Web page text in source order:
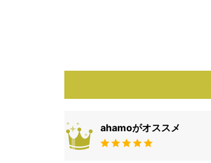
ahamoがオススメ